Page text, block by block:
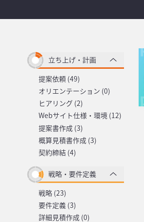
立ち上げ・計画
提案依頼 (49)
オリエンテーション (0)
ヒアリング (2)
Webサイト仕様・環境 (12)
提案書作成 (3)
概算見積書作成 (3)
契約締結 (4)
戦略・要件定義
戦略 (23)
要件定義 (3)
詳細見積作成 (0)